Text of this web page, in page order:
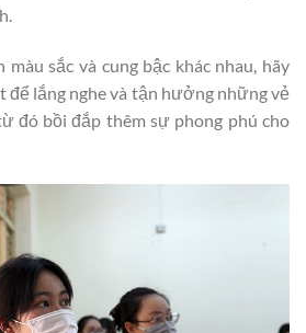
màu sắc và cung bậc khác nhau, hãy
để lắng nghe và tận hưởng những vẻ
đó bồi đắp thêm sự phong phú cho